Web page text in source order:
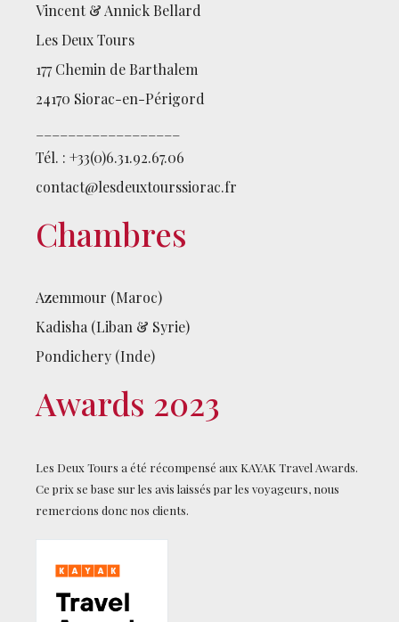
Vincent & Annick Bellard
Les Deux Tours
177 Chemin de Barthalem
24170 Siorac-en-Périgord
Tél. : +33(0)6.31.92.67.06
contact@lesdeuxtourssiorac.fr
Chambres
Azemmour (Maroc)
Kadisha (Liban & Syrie)
Pondichery (Inde)
Awards 2023
Les Deux Tours a été récompensé aux KAYAK Travel Awards.
Ce prix se base sur les avis laissés par les voyageurs, nous
remercions donc nos clients.